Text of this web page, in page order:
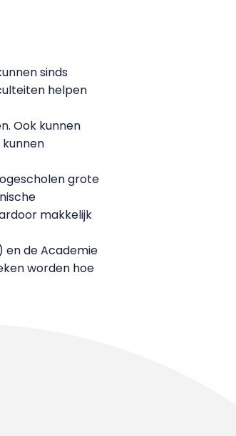
sinds
helpen
Ook kunnen
grote
makkelijk
en de Academie
worden hoe